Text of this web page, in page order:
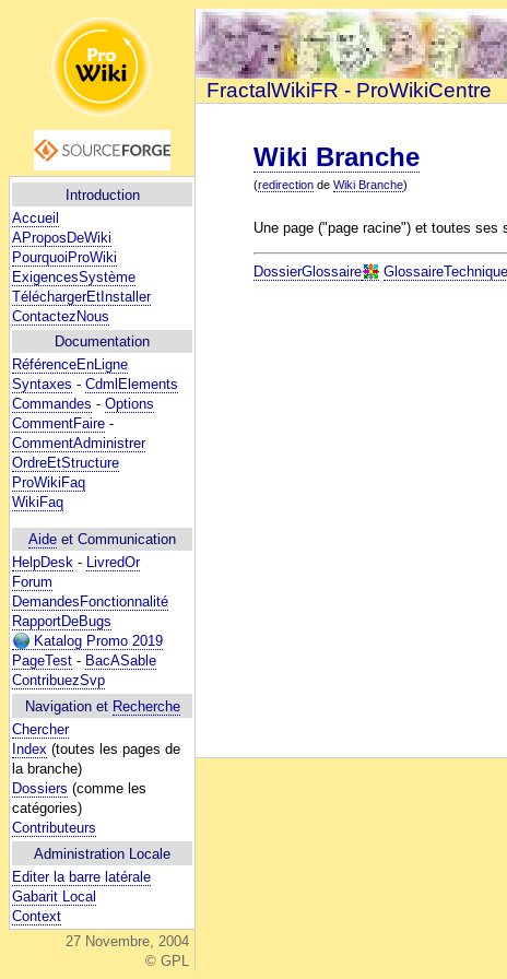
Introduction
Accueil
AProposDeWiki
PourquoiProWiki
ExigencesSystème
TéléchargerEtInstaller
ContactezNous
Documentation
RéférenceEnLigne
Syntaxes - CdmlElements
Commandes - Options
CommentFaire -
CommentAdministrer
OrdreEtStructure
ProWikiFaq
WikiFaq
Aide et Communication
HelpDesk - LivredOr
Forum
DemandesFonctionnalité
RapportDeBugs
Katalog Promo 2019
PageTest - BacASable
ContribuezSvp
Navigation et Recherche
Chercher
Index (toutes les pages de
la branche)
Dossiers (comme les
catégories)
Contributeurs
Administration Locale
Editer la barre latérale
Gabarit Local
Context
27 Novembre, 2004
© GPL
FractalWikiFR - ProWikiCentre
Wiki Branche
(redirection deWiki Branche)
Une page ("page racine") et toutes ses
DossierGlossaire GlossaireTechnique